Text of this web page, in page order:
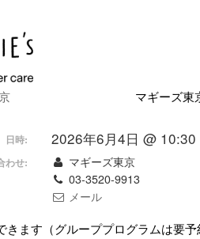
マギーズ東
日時: 2026年6月4日 @
わせ:
マギーズ東京
03-3520-9913
メール
ます（グループプログラムは要予